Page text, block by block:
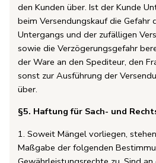
den Kunden über. Ist der Kunde
beim Versendungskauf die Gefahr
Untergangs und der zufälligen
sowie die Verzögerungsgefahr
der Ware an den Spediteur, den
sonst zur Ausführung der
über.
§5. Haftung für Sach- und
1. Soweit Mängel vorliegen,
Maßgabe der folgenden